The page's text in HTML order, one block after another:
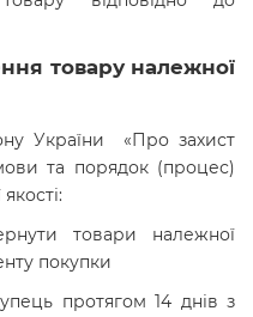
товару належної
України «Про захист
та порядок (процес)
товари належної
покупки
протягом 14 днів з